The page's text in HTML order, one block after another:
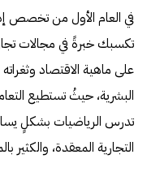
في العام الأول من تخصص
تكسبك خبرةً في مجالات
على ماهية الاقتصاد
البشرية، حيثُ تستطيع
تدرس الرياضيات بشكلٍ
التجارية المعقدة، والكثير